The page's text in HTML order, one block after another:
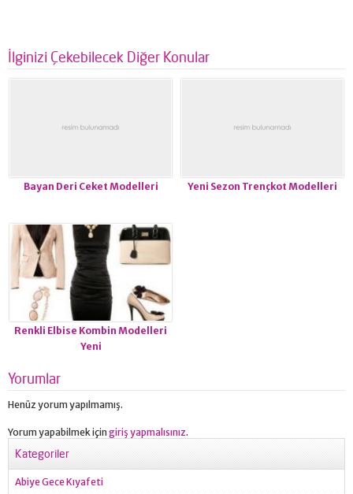
İlginizi Çekebilecek Diğer Konular
Bayan Deri Ceket Modelleri Yeni Sezon Trençkot Modelleri
Renkli Elbise Kombin Modelleri
Yeni
Yorumlar
Henüz yorum yapılmamış.
Yorum yapabilmek için giriş yapmalısınız.
Kategoriler
Abiye Gece Kıyafeti